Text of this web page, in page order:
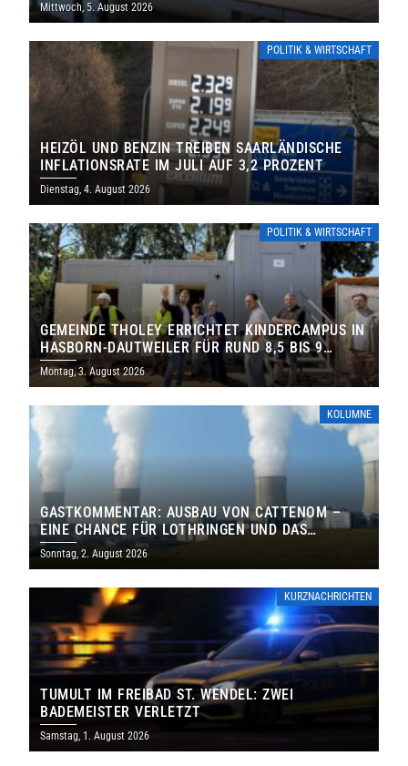
Mittwoch, 5. August 2026
POLITIK & WIRTSCHAFT
HEIZÖL UND BENZIN TREIBEN SAARLÄNDISCHE
INFLATIONSRATE IM JULI AUF 3,2 PROZENT
Dienstag, 4. August 2026
POLITIK & WIRTSCHAFT
GEMEINDE THOLEY ERRICHTET KINDERCAMPUS IN
HASBORN-DAUTWEILER FÜR RUND 8,5 BIS 9
MILLIONEN EURO
Montag, 3. August 2026
KOLUMNE
GASTKOMMENTAR: AUSBAU VON CATTENOM –
EINE CHANCE FÜR LOTHRINGEN UND DAS
SAARLAND
Sonntag, 2. August 2026
KURZNACHRICHTEN
TUMULT IM FREIBAD ST. WENDEL: ZWEI
BADEMEISTER VERLETZT
Samstag, 1. August 2026